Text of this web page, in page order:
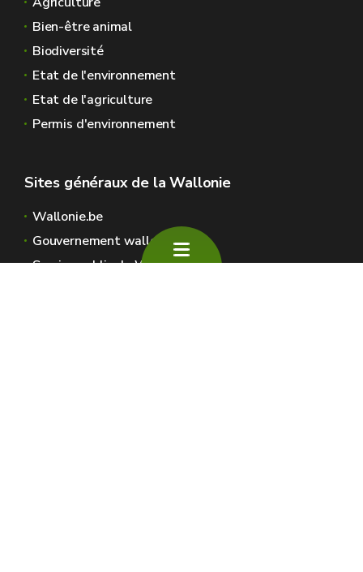
Bien-être animal
Biodiversité
Etat de l'environnement
Etat de l'agriculture
Permis d'environnement
Sites généraux de la Wallonie
Wallonie.be
Gouvernement wallon
Service public de Wallonie